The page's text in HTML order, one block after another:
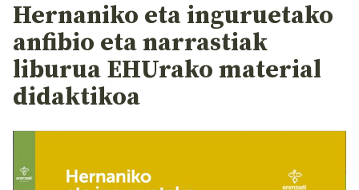
Hernaniko eta inguruetako
anfibio eta narrastiak
liburua EHUrako material
didaktikoa